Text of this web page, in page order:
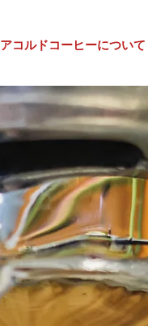
アコルドコーヒーについて